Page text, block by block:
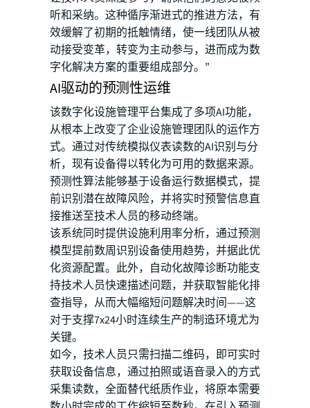
听和采纳。这种循序渐进式的推进方法，有
效缓解了初期的抵触情绪，使一线团队从被
动接受变革，转变为主动参与，进而成为数
字化解决方案的重要组成部分。”
AI驱动的预测性运维
该数字化设施管理平台集成了多项AI功能，
从根本上改变了企业设施管理团队的运作方
式。通过对传统模拟仪表读数的AI识别与分
析，现有设备得以转化为可用的数据来源。
预测性算法能够基于设备运行数据模式，提
前识别潜在故障风险，并将实时预警信息直
接推送至技术人员的移动终端。
该系统同时提供设施利用率分析，通过预测
模型提前数周识别设备使用趋势，并据此优
化资源配置。此外，自动化故障诊断功能支
持技术人员快速描述问题，并获取智能化排
查指导，从而大幅缩短问题解决时间——这
对于支撑7x24小时连续生产的制造环境尤为
关键。
如今，技术人员只需扫描二维码，即可实时
获取设备信息，通过拍照或语音录入的方式
采集读数，全面替代纸质作业，将原本需要